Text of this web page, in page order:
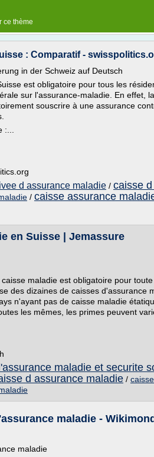
ce thème
: Comparatif -
in der Schweiz auf Deutsch
est obligatoire pour tous les
sur l'assurance-maladie. En effet,
souscrire à une assurance
d assurance maladie / caisse
/ caisse assurance
en Suisse | Jemassure
maladie est obligatoire pour
des dizaines de caisses d'assurance
n'ayant pas de caisse maladie
les mêmes, les primes peuvent
maladie et securite
d assurance maladie /
maladie -
maladie